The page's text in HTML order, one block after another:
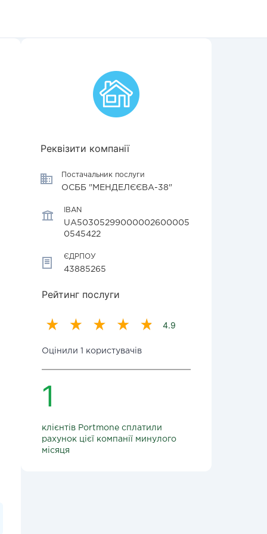
Реквізити компанії
Постачальник послуги
ОСББ "МЕНДЕЛЄЄВА-38"
IBAN
UA50305299000002600005
0545422
ЄДРПОУ
43885265
Рейтинг послуги
4.9
Оцінили 1 користувачів
1
клієнтів Portmone сплатили
рахунок цієї компанії минулого
місяця